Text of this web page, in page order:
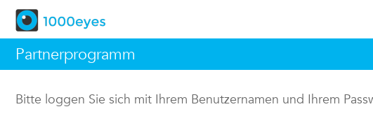
Partnerprogramm
Bitte loggen Sie sich mit Ihrem Benutzernamen und Ihrem